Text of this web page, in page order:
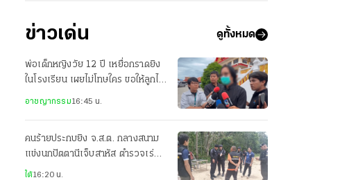
ข่าวเด่น ดูทั้งหมด
พ่อเด็กหญิงวัย 12 ปี เหยื่อกราดยิง
ในโรงเรียน เผยไม่โทษใคร ขอให้ลูกไป
อาชญากรรม16:45 น.
คนร้ายประกบยิง จ.ส.ต. กลางสนาม
แข่งนกปัตตานีเจ็บสาหัส ตำรวจเร่ง
ระดมกำลังล่าตัว
ใต้16:20 น.